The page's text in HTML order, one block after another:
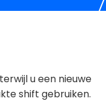
u een nieuwe
shift gebruiken.